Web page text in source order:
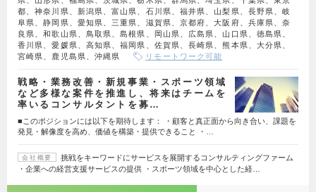
都、神奈川県、新潟県、富山県、石川県、福井県、山梨県、長野県、岐
阜県、静岡県、愛知県、三重県、滋賀県、京都府、大阪府、兵庫県、奈
良県、和歌山県、鳥取県、島根県、岡山県、広島県、山口県、徳島県、
香川県、愛媛県、高知県、福岡県、佐賀県、長崎県、熊本県、大分県、
宮崎県、鹿児島県、沖縄県
リモートワーク可能
戦略・業務改善・新規事業・スポーツ領域
など多様な案件を推進し、将来はチームを
率いるコンサルタントを募…
■このポジションには以下を期待します： ・顧客と真正面から向き合い、課題を
発見・解像度を高め、価値を構築・提供できること ・…
会社概要
挑戦をキーワードにサービスを展開するコンサルティングファーム
・企業への経営支援サービスの提供 ・スポーツ領域を中心とした経…